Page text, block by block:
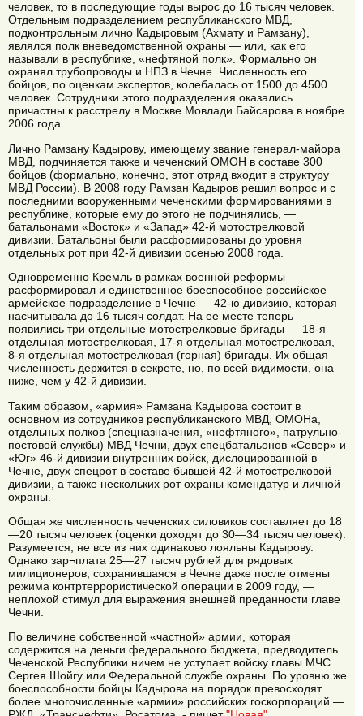
человек, то в последующие годы вырос до 16 тысяч человек.
Отдельным подразделением республиканского МВД,
подконтрольным лично Кадыровым (Ахмату и Рамзану),
являлся полк вневедомственной охраны — или, как его
называли в республике, «нефтяной полк». Формально он
охранял трубопроводы и НПЗ в Чечне. Численность его
бойцов, по оценкам экспертов, колебалась от 1500 до 4500
человек. Сотрудники этого подразделения оказались
причастны к расстрелу в Москве Мовлади Байсарова в ноябре
2006 года.
Лично Рамзану Кадырову, имеющему звание генерал-майора
МВД, подчиняется также и чеченский ОМОН в составе 300
бойцов (формально, конечно, этот отряд входит в структуру
МВД России). В 2008 году Рамзан Кадыров решил вопрос и с
последними вооруженными чеченскими формированиями в
республике, которые ему до этого не подчинялись, —
батальонами «Восток» и «Запад» 42-й мотострелковой
дивизии. Батальоны были расформированы до уровня
отдельных рот при 42-й дивизии осенью 2008 года.
Одновременно Кремль в рамках военной реформы
расформировал и единственное боеспособное российское
армейское подразделение в Чечне — 42-ю дивизию, которая
насчитывала до 16 тысяч солдат. На ее месте теперь
появились три отдельные мотострелковые бригады — 18-я
отдельная мотострелковая, 17-я отдельная мотострелковая,
8-я отдельная мотострелковая (горная) бригады. Их общая
численность держится в секрете, но, по всей видимости, она
ниже, чем у 42-й дивизии.
Таким образом, «армия» Рамзана Кадырова состоит в
основном из сотрудников республиканского МВД, ОМОНа,
отдельных полков (спецназначения, «нефтяного», патрульно-
постовой службы) МВД Чечни, двух спецбатальонов «Север» и
«Юг» 46-й дивизии внутренних войск, дислоцированной в
Чечне, двух спецрот в составе бывшей 42-й мотострелковой
дивизии, а также нескольких рот охраны комендатур и личной
охраны.
Общая же численность чеченских силовиков составляет до 18
—20 тысяч человек (оценки доходят до 30—34 тысяч человек).
Разумеется, не все из них одинаково лояльны Кадырову.
Однако зар¬плата 25—27 тысяч рублей для рядовых
милиционеров, сохранившаяся в Чечне даже после отмены
режима контртеррористической операции в 2009 году, —
неплохой стимул для выражения внешней преданности главе
Чечни.
По величине собственной «частной» армии, которая
содержится на деньги федерального бюджета, предводитель
Чеченской Республики ничем не уступает войску главы МЧС
Сергея Шойгу или Федеральной службе охраны. По уровню же
боеспособности бойцы Кадырова на порядок превосходят
более многочисленные «армии» российских госкорпораций —